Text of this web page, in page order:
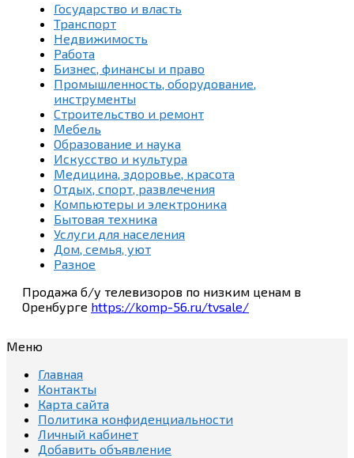
Государство и власть
Транспорт
Недвижимость
Работа
Бизнес, финансы и право
Промышленность, оборудование,
инструменты
Строительство и ремонт
Мебель
Образование и наука
Искусство и культура
Медицина, здоровье, красота
Отдых, спорт, развлечения
Компьютеры и электроника
Бытовая техника
Услуги для населения
Дом, семья, уют
Разное
Продажа б/у телевизоров по низким ценам в
Оренбурге https://komp-56.ru/tvsale/
Меню
Главная
Контакты
Карта сайта
Политика конфиденциальности
Личный кабинет
Добавить объявление